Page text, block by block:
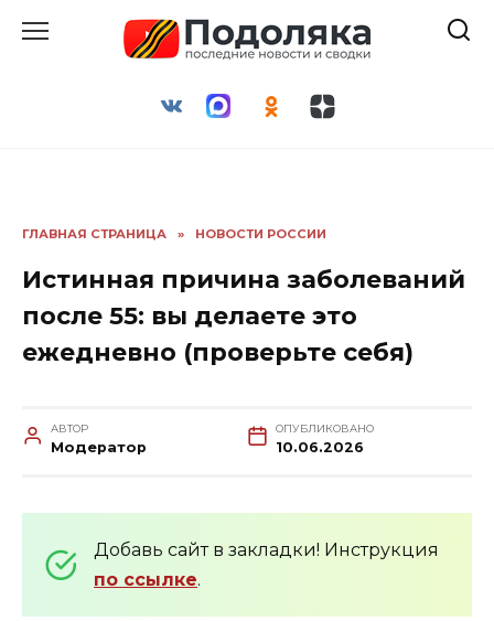
ГЛАВНАЯ СТРАНИЦА » НОВОСТИ РОССИИ
Истинная причина заболеваний
после 55: вы делаете это
ежедневно (проверьте себя)
АВТОР
Модератор
ОПУБЛИКОВАНО
10.06.2026
Добавь сайт в закладки! Инструкция
по ссылке.